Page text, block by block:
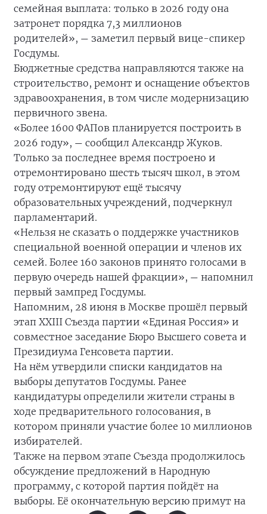
семейная выплата: только в 2026 году она
затронет порядка 7,3 миллионов
родителей», — заметил первый вице-спикер
Госдумы.
Бюджетные средства направляются также на
строительство, ремонт и оснащение объектов
здравоохранения, в том числе модернизацию
первичного звена.
«Более 1600 ФАПов планируется построить в
2026 году», — сообщил Александр Жуков.
Только за последнее время построено и
отремонтировано шесть тысяч школ, в этом
году отремонтируют ещё тысячу
образовательных учреждений, подчеркнул
парламентарий.
«Нельзя не сказать о поддержке участников
специальной военной операции и членов их
семей. Более 160 законов принято голосами в
первую очередь нашей фракции», — напомнил
первый зампред Госдумы.
Напомним, 28 июня в Москве прошёл первый
этап XXIII Съезда партии «Единая Россия» и
совместное заседание Бюро Высшего совета и
Президиума Генсовета партии.
На нём утвердили списки кандидатов на
выборы депутатов Госдумы. Ранее
кандидатуры определили жители страны в
ходе предварительного голосования, в
котором приняли участие более 10 миллионов
избирателей.
Также на первом этапе Съезда продолжилось
обсуждение предложений в Народную
программу, с которой партия пойдёт на
выборы. Её окончательную версию примут на